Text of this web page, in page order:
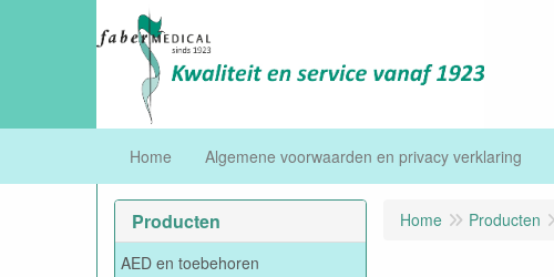
Home Algemene voorwaarden en privacy verklaring
Producten
AED en toebehoren
Home Producten